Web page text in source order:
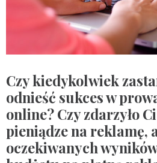
Czy kiedykolwiek
odnieść sukces w
online? Czy zdarzyło
pieniądze na reklamę,
oczekiwanych